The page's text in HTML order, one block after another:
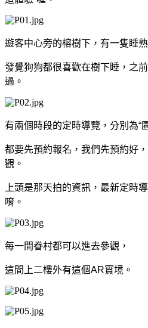
遊客中心旁的榕樹下，有一隻睡熟
發覺狗狗都很喜歡在樹下睡， 之
過。
有兩個時段的定時導覽，分別為“
都要先預約報名， 我們先預約好
觀。
上頭是那天拍的資訊，最新定時
唷。
每一間眷村都可以進去參觀，
這間上二樓外有這個AR實境。